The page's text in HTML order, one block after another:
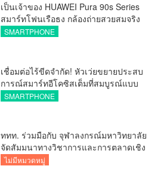
เป็นเจ้าของ HUAWEI Pura 90s Series
สมาร์ทโฟนเรือธง กล้องถ่ายสวยสมจริง
ทุกระยะ พร้อมของสมนาคุณและสิทธิ
SMARTPHONE
เชื่อมต่อไร้ขีดจำกัด! หัวเว่ยขยายประสบ
การณ์สมาร์ทอีโคซิสเต็มที่สมบูรณ์แบบ
ไร้รอยต่อ ครบ จบ ในที่เดียวที่ HUAWEI
SMARTPHONE
ททท. ร่วมมือกับ จุฬาลงกรณ์มหาวิทยาลัย
จัดสัมมนาทางวิชาการและการตลาดเชิง
รุกแนะเคล็ดลับปรับธุรกิจท่องเที่ยวไทย
ไม่มีหมวดหมู่